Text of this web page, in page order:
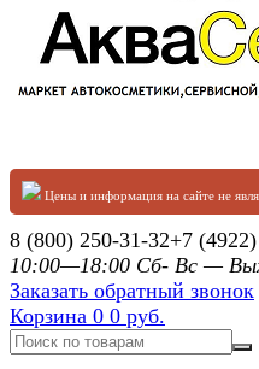
Цены и информация на сайте не
8 (800) 250-31-32+7
10:00—18:00 Сб- Вс —
Заказать обратный звонок
Корзина 0 0 руб.